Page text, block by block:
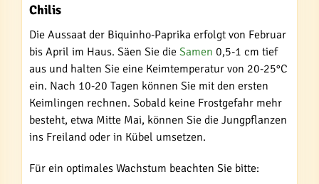
Chilis
Die Aussaat der Biquinho-Paprika erfolgt von Februar
bis April im Haus. Säen Sie die Samen 0,5-1 cm tief
aus und halten Sie eine Keimtemperatur von 20-25°C
ein. Nach 10-20 Tagen können Sie mit den ersten
Keimlingen rechnen. Sobald keine Frostgefahr mehr
besteht, etwa Mitte Mai, können Sie die Jungpflanzen
ins Freiland oder in Kübel umsetzen.
Für ein optimales Wachstum beachten Sie bitte: